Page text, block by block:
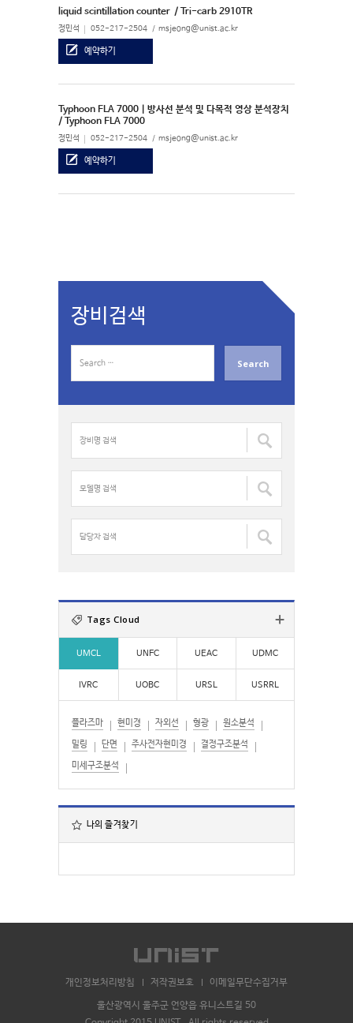
liquid scintillation counter / Tri-carb 2910TR
정민석 052-217-2504 msjeong@unist.ac.kr
예약하기
Typhoon FLA 7000 | 방사선 분석 및 다목적 영상 분석장치
/ Typhoon FLA 7000
정민석 052-217-2504 msjeong@unist.ac.kr
예약하기
장비검색
a
명
색
:
델
명
:자
:
Tags Cloud
UMCL UNFC UEAC UDMC
IVRC UOBC URSL USRRL
플라즈마 현미경 자외선 형광 원소분석
밀링 단면 주사전자현미경 결정구조분석
미세구조분석
나의 즐겨찾기
개인정보처리방침 저작권보호 이메일무단수집거부
울산광역시 울주군 언양읍 유니스트길 50